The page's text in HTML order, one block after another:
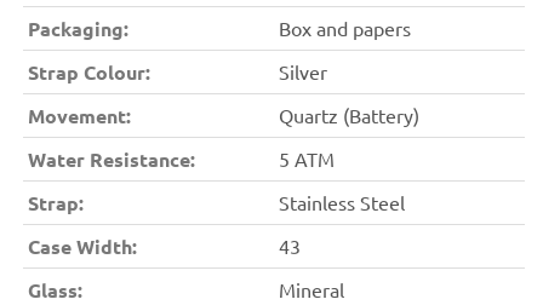
Packaging: Box and papers
Strap Colour: Silver
Movement: Quartz (Battery)
Water Resistance: 5 ATM
Strap: Stainless Steel
Case Width: 43
Glass: Mineral